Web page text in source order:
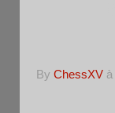
By ChessXV à